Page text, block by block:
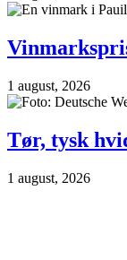
1 august, 2026
Tør, tysk
1 august, 2026